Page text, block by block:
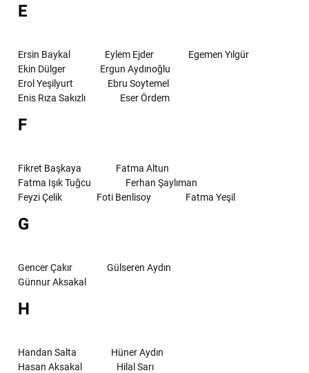
E
Ersin Baykal Eylem Ejder
Egemen Yılgür
Ekin Dülger
Ergun Aydınoğlu
Erol Yeşilyurt
Ebru Soytemel
Enis Rıza Sakızlı
Eser Ördem
F
Fikret Başkaya
Fatma Altun
Fatma Işık Tuğcu
Ferhan Şaylıman
Feyzi Çelik
Foti Benlisoy Fatma Yeşil
G
Gencer Çakır
Gülseren Aydın
Günnur Aksakal
H
Handan Salta
Hüner Aydın
Hasan Aksakal
Hilal Sarı